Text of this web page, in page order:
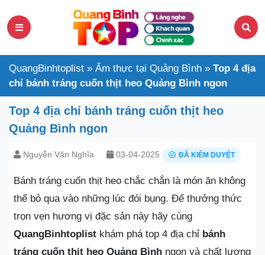
QuangBinhtoplist » Ẩm thực tại Quảng Bình » Top 4 địa
chỉ bánh tráng cuốn thịt heo Quảng Bình ngon
Top 4 địa chỉ bánh tráng cuốn thịt heo
Quảng Bình ngon
Nguyễn Văn Nghĩa 03-04-2025 ĐÃ KIỂM DUYỆT
Bánh tráng cuốn thịt heo chắc chắn là món ăn không
thể bỏ qua vào những lúc đói bụng. Để thưởng thức
trọn vẹn hương vị đặc sản này hãy cùng
QuangBinhtoplist khám phá top 4 địa chỉ bánh
tráng cuốn thịt heo Quảng Bình ngon và chất lượng